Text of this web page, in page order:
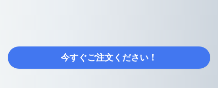
今すぐご注文ください！